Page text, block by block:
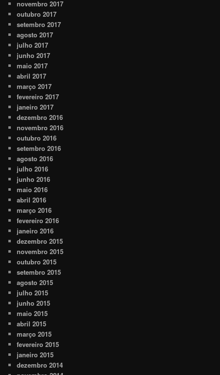
novembro 2017
outubro 2017
setembro 2017
agosto 2017
julho 2017
junho 2017
maio 2017
abril 2017
março 2017
fevereiro 2017
janeiro 2017
dezembro 2016
novembro 2016
outubro 2016
setembro 2016
agosto 2016
julho 2016
junho 2016
maio 2016
abril 2016
março 2016
fevereiro 2016
janeiro 2016
dezembro 2015
novembro 2015
outubro 2015
setembro 2015
agosto 2015
julho 2015
junho 2015
maio 2015
abril 2015
março 2015
fevereiro 2015
janeiro 2015
dezembro 2014